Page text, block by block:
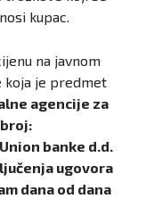
kupac.
na javnom
koja je predmet
agencije za
banke d.d.
ugovora
dana od dana